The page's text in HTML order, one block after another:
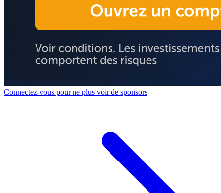
Connectez-vous pour ne plus voir de sponsors